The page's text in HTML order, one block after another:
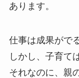
あります。
仕事は成果がで
しかし、子育て
それなのに、親